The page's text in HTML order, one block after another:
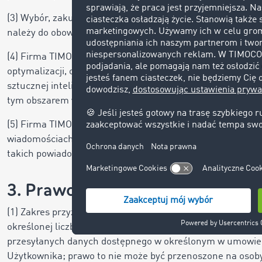
(3) Wybór, zakup i stosowanie wymaganego sprzętu
należy do obowiązków Użytkownika, który ponosi
(4) Firma TIMOCOM jest uprawniona do dokonywania
optymalizacji, o ile nie zostaną przez to ograniczone ich
sztucznej inteligencji (zwane dalej AI). Użytkownik
tym obszarem w jego firmie posiadają wymagane
(5) Firma TIMOCOM może przesyłać Użytkownikowi
wiadomościach lub transakcjach. Firma TIMOCOM
takich powiadomień, czasu ich wyświetlania i okresu ich
3. Prawo użytkowania
(1) Zakres przyznanego na podstawie niniejszej umowy
określonej liczby dostępów (kont) indywidualnych, dla
przesyłanych danych dostępnego w określonym w
Użytkownika; prawo to nie może być przenoszone na